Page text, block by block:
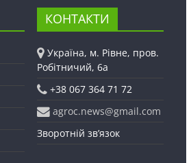
КОНТАКТИ
Україна, м. Рівне, пров.
Робітничий, 6а
+38 067 364 71 72
agroc.news@gmail.com
Зворотній зв’язок